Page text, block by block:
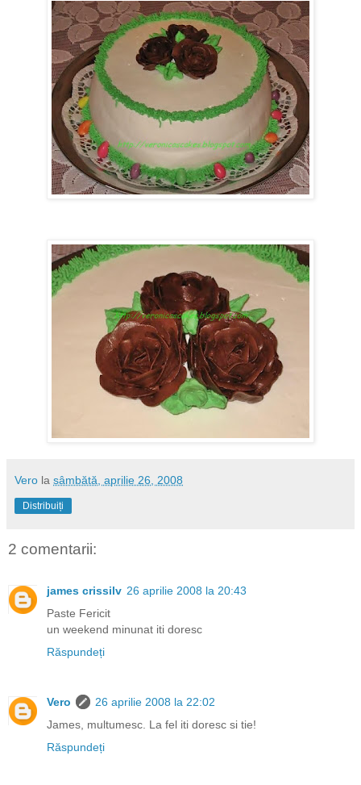
Vero la sâmbătă, aprilie 26, 2008
Distribuiți
2 comentarii:
james crissilv 26 aprilie 2008 la 20:43
Paste Fericit
un weekend minunat iti doresc
Răspundeți
Vero
26 aprilie 2008 la 22:02
James, multumesc. La fel iti doresc si tie!
Răspundeți